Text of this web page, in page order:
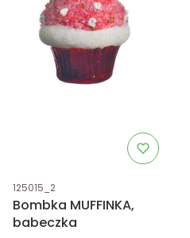
Kod produktu
125015_2
Bombka MUFFINKA,
babeczka